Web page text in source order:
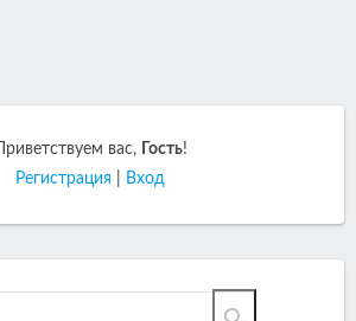
Приветствуем вас, Гость!
Регистрация
Вход